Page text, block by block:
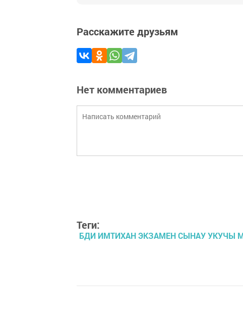
Расскажите друзьям
Нет комментариев
Теги:
БДИ ИМТИХАН ЭКЗАМЕН СЫНАУ УКУЧЫ